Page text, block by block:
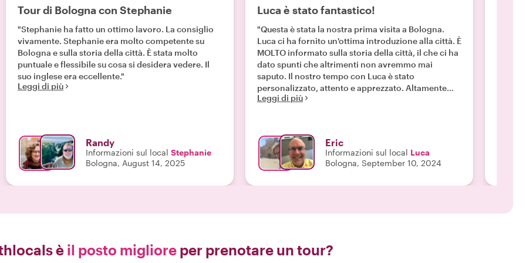
Tour di Bologna con Stephanie
"Stephanie ha fatto un ottimo lavoro. La consiglio
vivamente. Stephanie era molto competente su
Bologna e sulla storia della città. È stata molto
puntuale e flessibile su cosa si desidera vedere. Il
suo inglese era eccellente."
Leggi di più
Randy
Informazioni sul local Stephanie
Bologna, August 14, 2025
Luca è stato fantastico!
"Questa è stata la nostra prima visita a Bologna.
Luca ci ha fornito un'ottima introduzione alla città. È
MOLTO informato sulla storia della città, il che ci ha
dato spunti che altrimenti non avremmo mai
saputo. Il nostro tempo con Luca è stato
personalizzato, attento e apprezzato. Altamente
raccomandato. "
Leggi di più
Eric
Informazioni sul local Luca
Bologna, September 10, 2024
è il posto migliore per prenotare un tour?